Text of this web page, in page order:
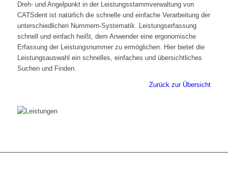
Dreh- und Angelpunkt in der Leistungsstammverwaltung von
CATSdent ist natürlich die schnelle und einfache Verarbeitung der
unterschiedlichen Nummern-Systematik. Leistungserfassung
schnell und einfach heißt, dem Anwender eine ergonomische
Erfassung der Leistungsnummer zu ermöglichen. Hier bietet die
Leistungsauswahl ein schnelles, einfaches und übersichtliches
Suchen und Finden.
Zurück zur Übersicht